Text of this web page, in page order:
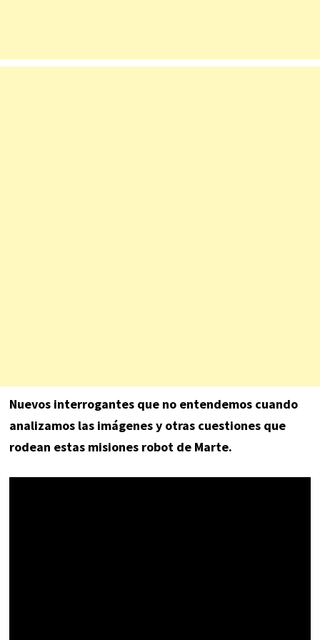
Nuevos interrogantes que no entendemos cuando
analizamos las imágenes y otras cuestiones que
rodean estas misiones robot de Marte.